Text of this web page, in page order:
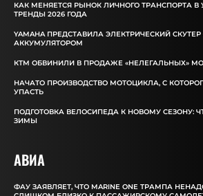
КАК МЕНЯЕТСЯ РЫНОК ЛИЧНОГО ТРАНСПОРТА
ТРЕНДЫ 2026 ГОДА
YAMAHA ПРЕДСТАВИЛА ЭЛЕКТРИЧЕСКИЙ
АККУМУЛЯТОРОМ
КТМ ОБВИНИЛИ В ПРОДАЖЕ «НЕЛЕГАЛЬНЫХ»
НАЧАТО ПРОИЗВОДСТВО МОТОЦИКЛА, С
УПАСТЬ
ПОДГОТОВКА ВЕЛОСИПЕДА К НОВОМУ СЕЗОНУ:
ЗИМЫ
АВИА
ФАУ ЗАЯВЛЯЕТ, ЧТО MARINE ONE ТРАМПА